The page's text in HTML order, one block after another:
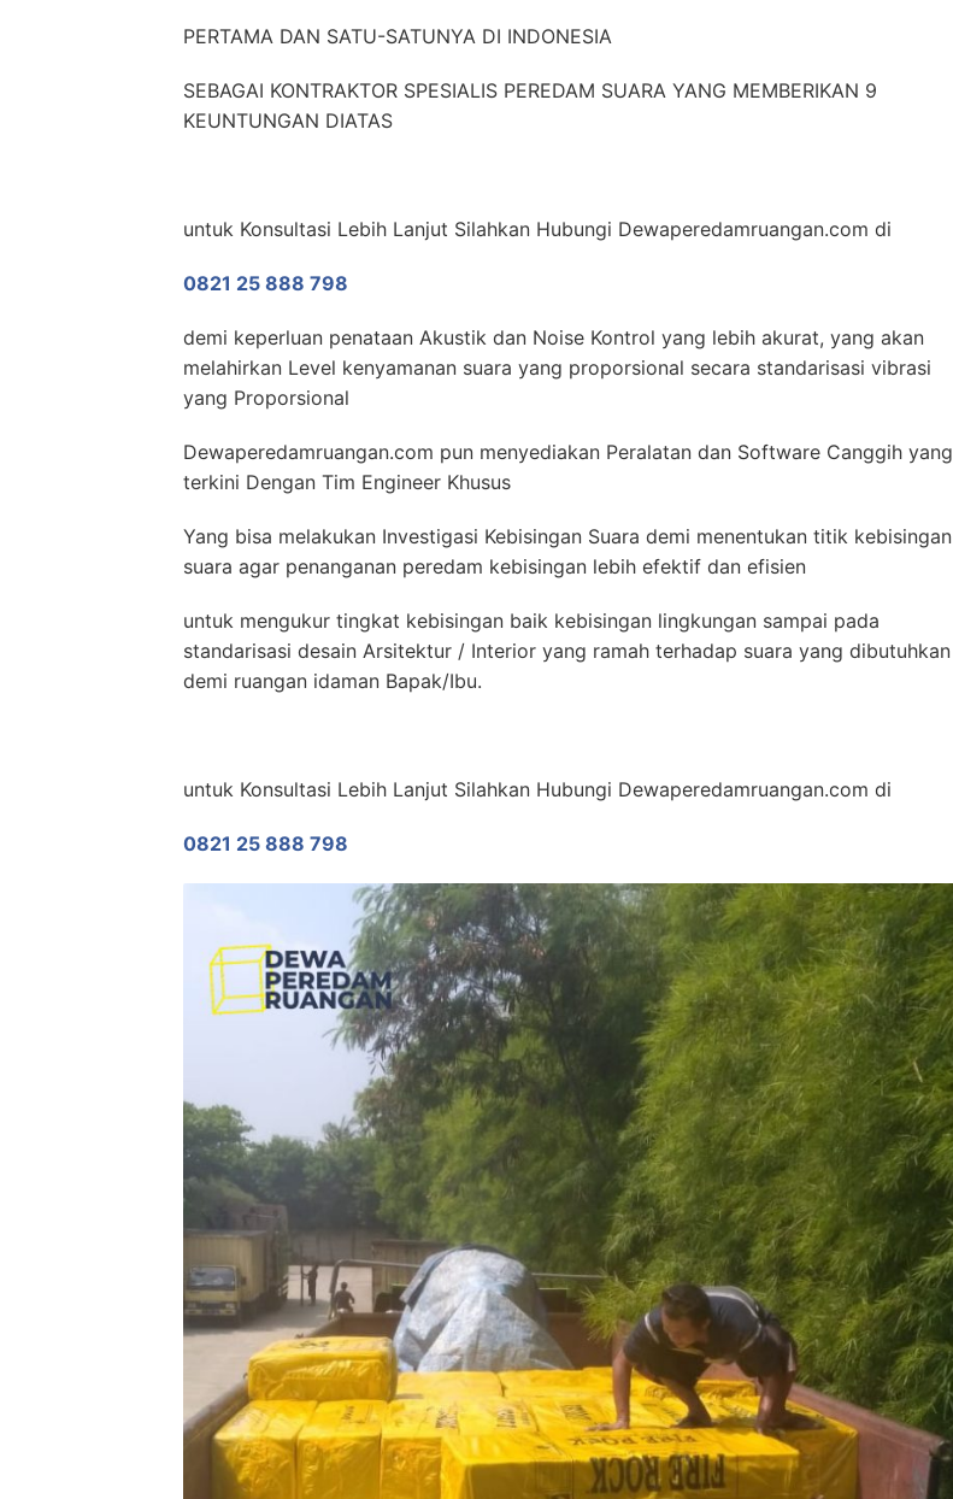
PERTAMA DAN SATU-SATUNYA DI INDONESIA
SEBAGAI KONTRAKTOR SPESIALIS PEREDAM SUARA YANG MEMBERIKAN 9
KEUNTUNGAN DIATAS
untuk Konsultasi Lebih Lanjut Silahkan Hubungi Dewaperedamruangan.com di
0821 25 888 798
demi keperluan penataan Akustik dan Noise Kontrol yang lebih akurat, yang akan
melahirkan Level kenyamanan suara yang proporsional secara standarisasi vibrasi
yang Proporsional
Dewaperedamruangan.com pun menyediakan Peralatan dan Software Canggih yang
terkini Dengan Tim Engineer Khusus
Yang bisa melakukan Investigasi Kebisingan Suara demi menentukan titik kebisingan
suara agar penanganan peredam kebisingan lebih efektif dan efisien
untuk mengukur tingkat kebisingan baik kebisingan lingkungan sampai pada
standarisasi desain Arsitektur / Interior yang ramah terhadap suara yang dibutuhkan
demi ruangan idaman Bapak/Ibu.
untuk Konsultasi Lebih Lanjut Silahkan Hubungi Dewaperedamruangan.com di
0821 25 888 798